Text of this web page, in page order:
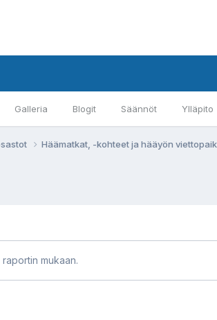
Galleria Blogit Säännöt Ylläpito
Häämatkat, -kohteet ja hääyön
mukaan.